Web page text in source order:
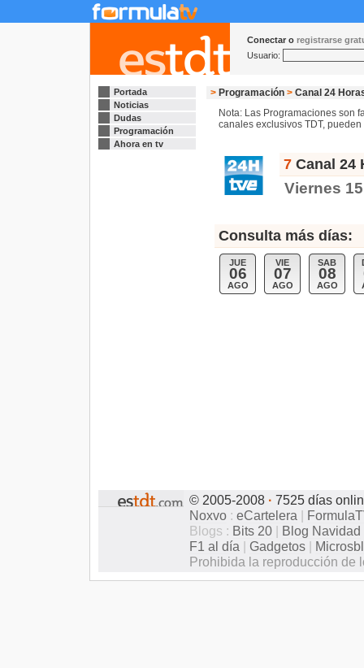
Conectar o registrarse
Usuario:
Portada
Noticias
Dudas
Programación
Ahora en tv
> Programación > Canal 24
Nota: Las Programaciones son
canales exclusivos TDT,
7 Canal 24
Viernes
Consulta más días:
JUE
06
AGO
VIE
07
AGO
SAB
08
AGO
© 2005-2008 · 7525 días
Noxvo : eCartelera |
Blogs : Bits 20 | Blog Navidad
F1 al día | Gadgetos |
Prohibida la reproducción de